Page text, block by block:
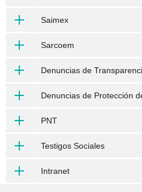
Saimex
Sarcoem
Denuncias de
Denuncias de Protección
PNT
Testigos Sociales
Intranet